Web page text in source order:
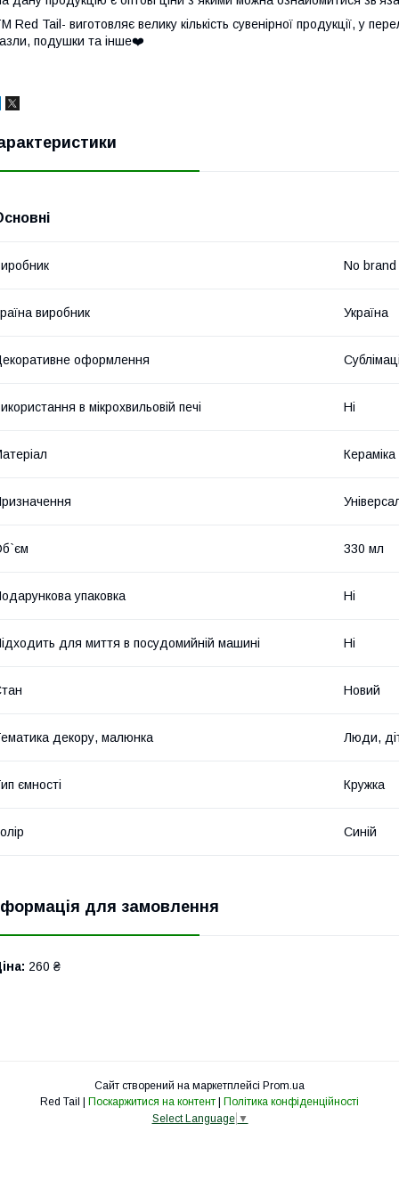
Red Tail- виготовляє велику кількість сувенірної продукції, у
подушки та інше❤️
No brand
виробник Україна
оформлення
в мікрохвильовій печі Ні
Кераміка
330 мл
упаковка Ні
для миття в посудомийній машині Ні
Новий
декору, малюнка Люди,
ємності Кружка
Синій
для замовлення
260 ₴
Сайт створений на маркетплейсі Prom.ua
Red Tail | Поскаржитися на контент | Політика конфіденційності
Select Language ▼